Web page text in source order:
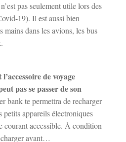
pas seulement utile lors des
19). Il est aussi bien
mains dans les avions, les bus
de voyage
pas se passer de son
bank te permettra de recharger
petits appareils électroniques
courant accessible. À condition
avant…